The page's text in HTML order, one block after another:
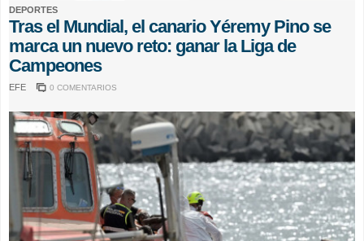
DEPORTES
Tras el Mundial, el canario Yéremy Pino se
marca un nuevo reto: ganar la Liga de
Campeones
EFE 0 COMENTARIOS